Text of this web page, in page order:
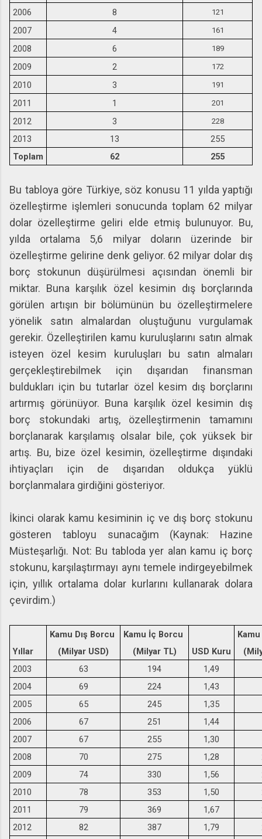
2006 8 121
2007 4 161
2008 6 189
2009 2 172
2010 3 191
2011 1 201
2012 3 228
2013 13
255
Toplam
62 255
Bu tabloya göre Türkiye, söz konusu 11 yılda yaptığı
özelleştirme işlemleri sonucunda toplam 62 milyar
dolar özelleştirme geliri elde etmiş bulunuyor. Bu,
yılda ortalama 5,6 milyar doların üzerinde bir
özelleştirme gelirine denk geliyor. 62 milyar dolar dış
borç stokunun düşürülmesi açısından önemli bir
miktar. Buna karşılık özel kesimin dış borçlarında
görülen artışın bir bölümünün bu özelleştirmelere
yönelik satın almalardan oluştuğunu vurgulamak
gerekir. Özelleştirilen kamu kuruluşlarını satın almak
isteyen özel kesim kuruluşları bu satın almaları
gerçekleştirebilmek için dışarıdan finansman
buldukları için bu tutarlar özel kesim dış borçlarını
artırmış görünüyor. Buna karşılık özel kesimin dış
borç stokundaki artış, özelleştirmenin tamamını
borçlanarak karşılamış olsalar bile, çok yüksek bir
artış. Bu, bize özel kesimin, özelleştirme dışındaki
ihtiyaçları için de dışarıdan oldukça yüklü
borçlanmalara girdiğini gösteriyor.
İkinci olarak kamu kesiminin iç ve dış borç stokunu
gösteren tabloyu sunacağım (Kaynak: Hazine
Müsteşarlığı. Not: Bu tabloda yer alan kamu iç borç
stokunu, karşılaştırmayı aynı temele indirgeyebilmek
için, yıllık ortalama dolar kurlarını kullanarak dolara
çevirdim.)
Yıllar
Kamu Dış Borcu
(Milyar USD)
Kamu İç Borcu
(Milyar TL)
USD Kuru
2003
63 194 1,49
2004
69 224 1,43
2005
65 245 1,35
2006
67 251 1,44
2007
67 255 1,30
2008
70 275 1,28
2009
74 330 1,56
2010
78 353 1,50
2011
79 369 1,67
2012
82 387 1,79